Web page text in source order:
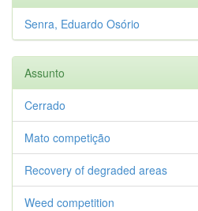
Senra, Eduardo Osório
Assunto
Cerrado
Mato competição
Recovery of degraded areas
Weed competition